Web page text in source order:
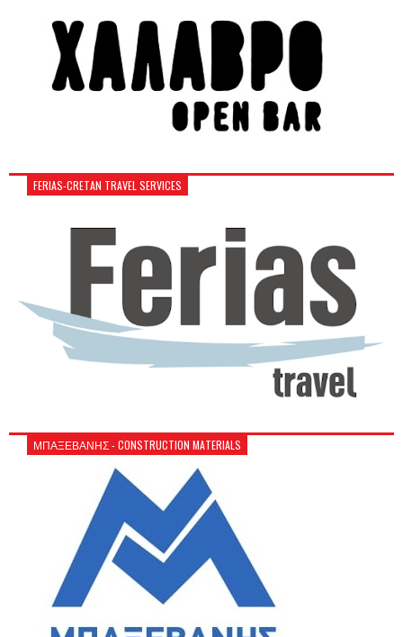
FERIAS-CRETAN TRAVEL SERVICES
ΜΠΑΞΕΒΑΝΗΣ - CONSTRUCTION MATERIALS